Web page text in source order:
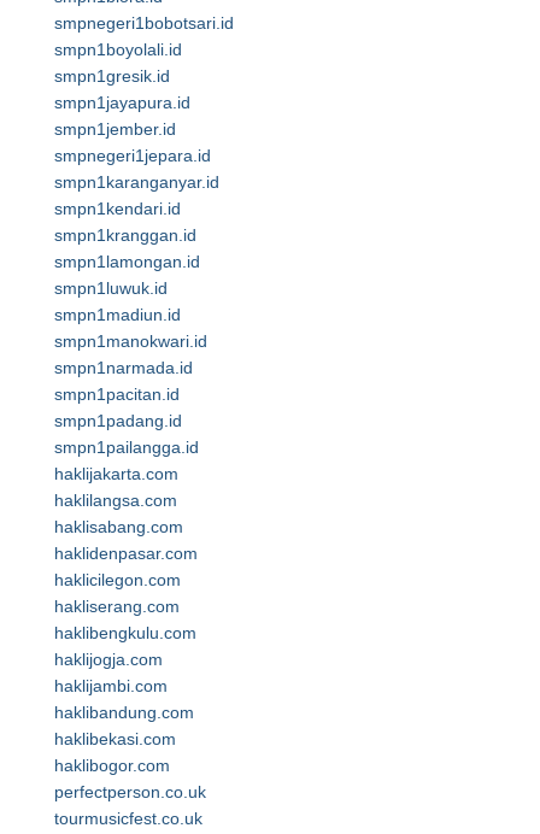
smpnegeri1bobotsari.id
smpn1boyolali.id
smpn1gresik.id
smpn1jayapura.id
smpn1jember.id
smpnegeri1jepara.id
smpn1karanganyar.id
smpn1kendari.id
smpn1kranggan.id
smpn1lamongan.id
smpn1luwuk.id
smpn1madiun.id
smpn1manokwari.id
smpn1narmada.id
smpn1pacitan.id
smpn1padang.id
smpn1pailangga.id
haklijakarta.com
haklilangsa.com
haklisabang.com
haklidenpasar.com
haklicilegon.com
hakliserang.com
haklibengkulu.com
haklijogja.com
haklijambi.com
haklibandung.com
haklibekasi.com
haklibogor.com
perfectperson.co.uk
tourmusicfest.co.uk